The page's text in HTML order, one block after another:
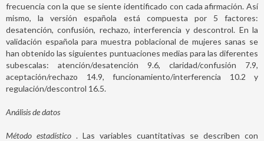
frecuencia con la que se siente identificado con cada afirmación. Así
mismo, la versión española está compuesta por 5 factores:
desatención, confusión, rechazo, interferencia y descontrol. En la
validación española para muestra poblacional de mujeres sanas se
han obtenido las siguientes puntuaciones medias para las diferentes
subescalas: atención/desatención 9.6, claridad/confusión 7.9,
aceptación/rechazo 14.9, funcionamiento/interferencia 10.2 y
regulación/descontrol 16.5.
Análisis de datos
Método estadístico . Las variables cuantitativas se describen con